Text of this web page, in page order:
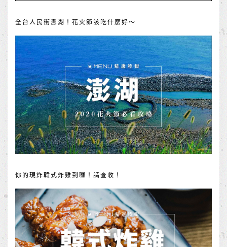
全台人民衝澎湖！花火節該吃什麼好～
你的現炸韓式炸雞到囉！請查收！